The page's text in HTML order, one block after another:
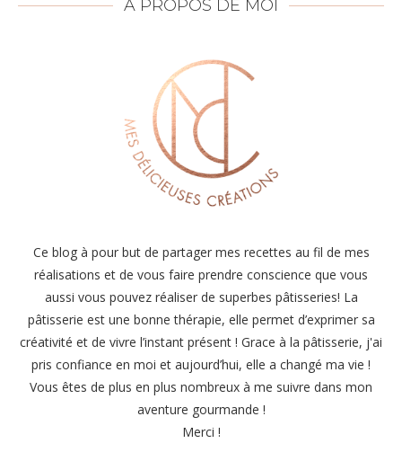
À PROPOS DE MOI
Ce blog à pour but de partager mes recettes au fil de mes
réalisations et de vous faire prendre conscience que vous
aussi vous pouvez réaliser de superbes pâtisseries! La
pâtisserie est une bonne thérapie, elle permet d’exprimer sa
créativité et de vivre l’instant présent ! Grace à la pâtisserie, j'ai
pris confiance en moi et aujourd’hui, elle a changé ma vie !
Vous êtes de plus en plus nombreux à me suivre dans mon
aventure gourmande !
Merci !